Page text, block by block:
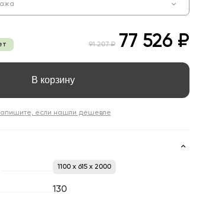
91 207 ₽ 77 526 ₽
В корзину
если нашли дешевле
1100 x 615 x 2000
130